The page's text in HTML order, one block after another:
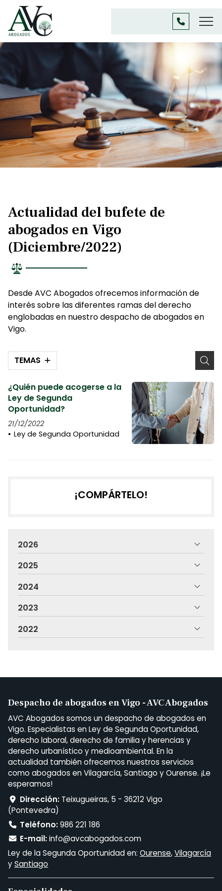
Actualidad del bufete de
abogados en Vigo
(Diciembre/2022)
Desde AVC Abogados ofrecemos información de
interés sobre las diferentes ramas del derecho
englobadas en nuestro despacho de abogados en
Vigo.
TEMAS
¿Quién puede acogerse a la
Ley de Segunda
Oportunidad?
21/12/2022
Ley de Segunda Oportunidad
¡COMPÁRTELO!
2026
2025
2024
2023
2022
Despacho de abogados en Vigo - AVC Abogados
AVC Abogados somos un despacho de abogados en
Vigo. Especialistas en Ley de Segunda Oportunidad,
derecho laboral, derecho de familia y herencias y
derecho urbanístico y medioambiental. En la
actualidad también ofrecemos nuestros servicios
como abogados en Vilagarcía, Santiago y Ourense. ¡Le
esperamos!
Dirección: Teixugueiras, 5 - 36212 Vigo
(Pontevedra)
Teléfono:986 221 186
E-mail:info@avcabogados.com
Ley de la Segunda Oportunidad en: Ourense,Vilagarcía
ySantiago